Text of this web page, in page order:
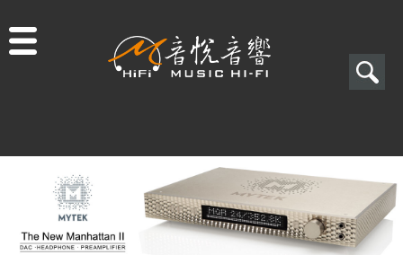
搜
表
單
搜
尋
商品一覽
二手專區